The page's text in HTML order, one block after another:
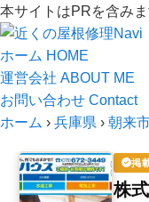
本サイトはPRを含み
ホーム HOME
運営会社 ABOUT ME
お問い合わせ Contact
ホーム › 兵庫県 › 朝来
掲
株